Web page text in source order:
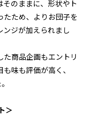
のままに、形状やト
たため、よりお団子を
ンジが加えられまし
商品企画もエントリ
味も評価が高く、
＞